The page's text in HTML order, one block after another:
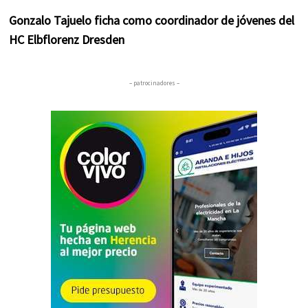
Gonzalo Tajuelo ficha como coordinador de jóvenes del
HC Elbflorenz Dresden
– patrocinadores –